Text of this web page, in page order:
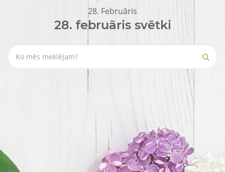
28. Februāris
28. februārissvētki